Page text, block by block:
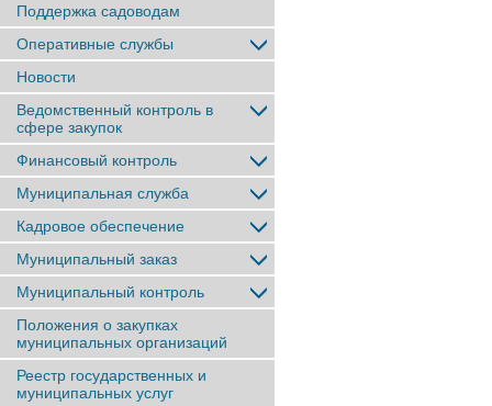
Поддержка садоводам
Оперативные службы
Новости
Ведомственный контроль в
сфере закупок
Финансовый контроль
Муниципальная служба
Кадровое обеспечение
Муниципальный заказ
Муниципальный контроль
Положения о закупках
муниципальных организаций
Реестр государственных и
муниципальных услуг